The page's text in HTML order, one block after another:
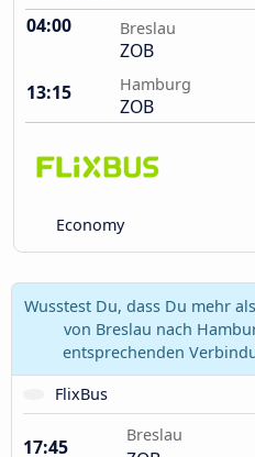
04:00 Breslau
ZOB
13:15
Hamburg
ZOB
Economy
Wusstest Du, dass Du mehr
von Breslau nach
entsprechenden
FlixBus
17:45
Breslau